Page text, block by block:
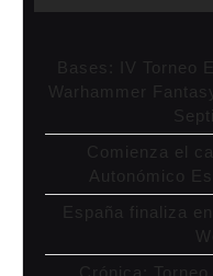
Bases: IV Torneo
Warhammer
Comienza el
Autonómico
España finaliza
Crónica: Torneo